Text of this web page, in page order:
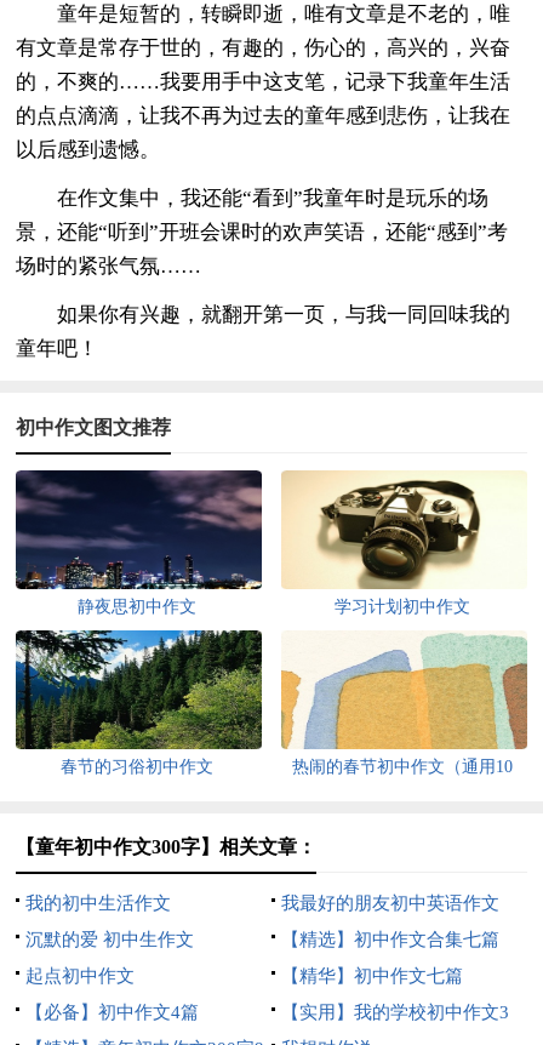
童年是短暂的，转瞬即逝，唯有文章是不老的，唯
有文章是常存于世的，有趣的，伤心的，高兴的，兴奋
的，不爽的……我要用手中这支笔，记录下我童年生活
的点点滴滴，让我不再为过去的童年感到悲伤，让我在
以后感到遗憾。
在作文集中，我还能“看到”我童年时是玩乐的场
景，还能“听到”开班会课时的欢声笑语，还能“感到”考
场时的紧张气氛……
如果你有兴趣，就翻开第一页，与我一同回味我的
童年吧！
初中作文图文推荐
静夜思初中作文 学习计划初中作文
春节的习俗初中作文
热闹的春节初中作文（通用10
【童年初中作文300字】相关文章：
我的初中生活作文
我最好的朋友初中英语作文
沉默的爱 初中生作文
【精选】初中作文合集七篇
起点初中作文
【精华】初中作文七篇
【必备】初中作文4篇
【实用】我的学校初中作文3